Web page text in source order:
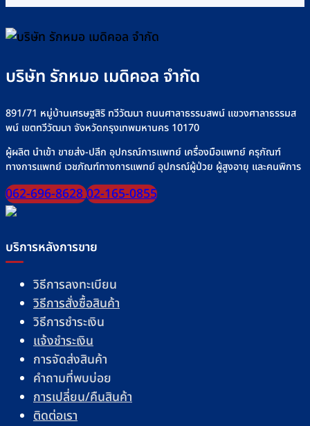
บริษัท รักหมอ เมดิคอล จำกัด
891/71 หมู่บ้านเศรษฐสิริ ทวีวัฒนา ถนนศาลาธรรมสพน์ แขวงศาลาธรรมส
พน์ เขตทวีวัฒนา จังหวัดกรุงเทพมหานคร 10170
ผู้ผลิต นำเข้า ขายส่ง-ปลีก อุปกรณ์การแพทย์ เครื่องมือแพทย์ ครุภัณฑ์
ทางการแพทย์ เวชภัณฑ์ทางการแพทย์ อุปกรณ์ผู้ป่วย ผู้สูงอายุ และคนพิการ
062-696-862802-165-0855
บริการหลังการขาย
วิธีการลงทะเบียน
วิธีการสั่งซื้อสินค้า
วิธีการชำระเงิน
แจ้งชำระเงิน
การจัดส่งสินค้า
คำถามที่พบบ่อย
การเปลี่ยน/คืนสินค้า
ติดต่อเรา